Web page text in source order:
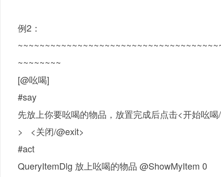
例2：
~~~~~~~~
[@吆喝]
#say
先放上你要吆喝的物品，放置完成后点击<开始吆
> <关闭/@exit>
#act
QueryItemDlg 放上吆喝的物品 @ShowMyItem 0